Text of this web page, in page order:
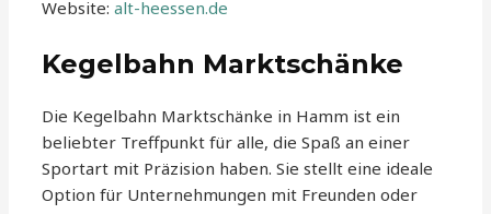
Website:alt-heessen.de
Kegelbahn Marktschänke
Die Kegelbahn Marktschänke in Hamm ist ein
beliebter Treffpunkt für alle, die Spaß an einer
Sportart mit Präzision haben. Sie stellt eine ideale
Option für Unternehmungen mit Freunden oder